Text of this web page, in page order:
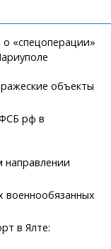
о «спецоперации»
объекты
рф в
военнообязанных
в Ялте: